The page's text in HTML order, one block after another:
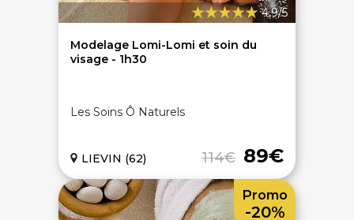
4,9/5
Modelage Lomi-Lomi et soin du
visage - 1h30
Les Soins Ô Naturels
114€ 89€
LIEVIN (62)
Promo
-20%